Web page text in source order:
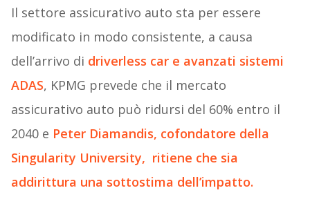
Il settore assicurativo auto sta per essere
modificato in modo consistente, a causa
dell’arrivo di driverless car e avanzati sistemi
ADAS, KPMG prevede che il mercato
assicurativo auto può ridursi del 60% entro il
2040 e Peter Diamandis, cofondatore della
Singularity University, ritiene che sia
addirittura una sottostima dell’impatto.